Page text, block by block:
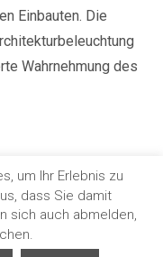
Einbauten. Die
Wahrnehmung des
um Ihr Erlebnis zu
dass Sie damit
sich auch abmelden,